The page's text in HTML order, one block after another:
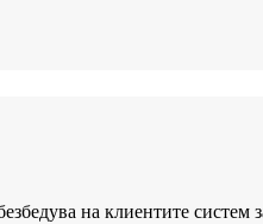
на клиентите систем